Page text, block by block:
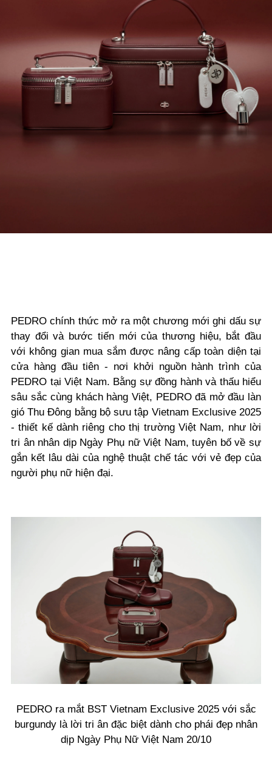
PEDRO chính thức mở ra một chương mới ghi dấu sự
thay đổi và bước tiến mới của thương hiệu, bắt đầu
với không gian mua sắm được nâng cấp toàn diện tại
cửa hàng đầu tiên - nơi khởi nguồn hành trình của
PEDRO tại Việt Nam. Bằng sự đồng hành và thấu hiểu
sâu sắc cùng khách hàng Việt, PEDRO đã mở đầu làn
gió Thu Đông bằng bộ sưu tập Vietnam Exclusive 2025
- thiết kế dành riêng cho thị trường Việt Nam, như lời
tri ân nhân dịp Ngày Phụ nữ Việt Nam, tuyên bố về sự
gắn kết lâu dài của nghệ thuật chế tác với vẻ đẹp của
người phụ nữ hiện đại.
PEDRO ra mắt BST Vietnam Exclusive 2025 với sắc
burgundy là lời tri ân đặc biệt dành cho phái đẹp nhân
dịp Ngày Phụ Nữ Việt Nam 20/10